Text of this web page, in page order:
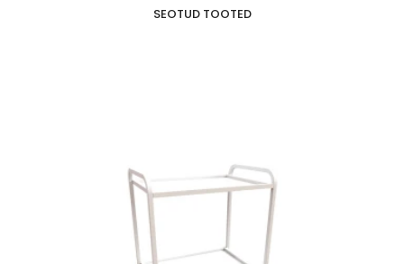
SEOTUD TOOTED